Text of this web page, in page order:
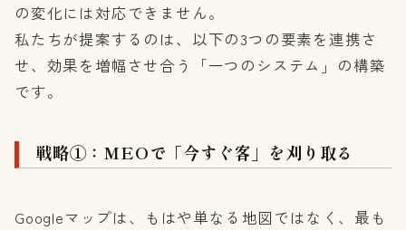
の変化には対応できません。
私たちが提案するのは、以下の3つの要素を連携さ
せ、効果を増幅させ合う「一つのシステム」の構築
です。
戦略①：MEOで「今すぐ客」を刈り取る
Googleマップは、もはや単なる地図ではなく、最も